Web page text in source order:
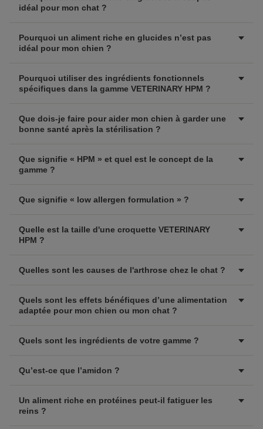
idéal pour mon chat ?
Pourquoi un aliment riche en glucides n’est pas
idéal pour mon chien ?
Pourquoi utiliser des ingrédients fonctionnels
spécifiques dans la gamme VETERINARY HPM ?
Que dois-je faire pour aider mon chien à garder une
bonne santé après la stérilisation ?
Que signifie « HPM » et quel est le concept de la
gamme ?
Que signifie « low allergen formulation » ?
Quelle est la taille d'une croquette VETERINARY
HPM ?
Quelles sont les causes de l'arthrose chez le chat ?
Quels sont les effets bénéfiques d’une alimentation
adaptée pour mon chien ou mon chat ?
Quels sont les ingrédients de votre gamme ?
Qu’est-ce que l’amidon ?
Un aliment riche en protéines peut-il fatiguer les
reins ?